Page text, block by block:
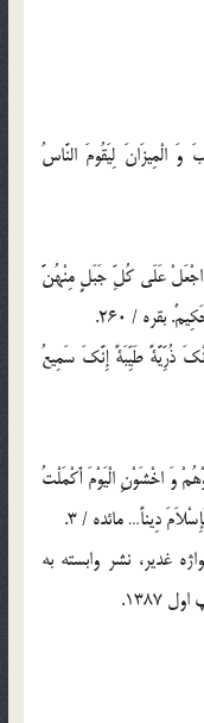
وَ الْمِیزَانَ لِیَقُومَ النَّاسُ
اجْعَلْ عَلَى‏ کُلِّ جَبَلٍ مِنْهُنَّ
بقره / 260.
ذُرِّیَّةً طَیِّبَةً إِنَّکَ سَمِیعُ
وَ اخْشَوْنِ الْیَوْمَ أَکْمَلْتُ
دِیناً… مائده / 3.
سید اسماعیل؛ (1387)، گلواژه غدیر، نشر وابسته به
1387.